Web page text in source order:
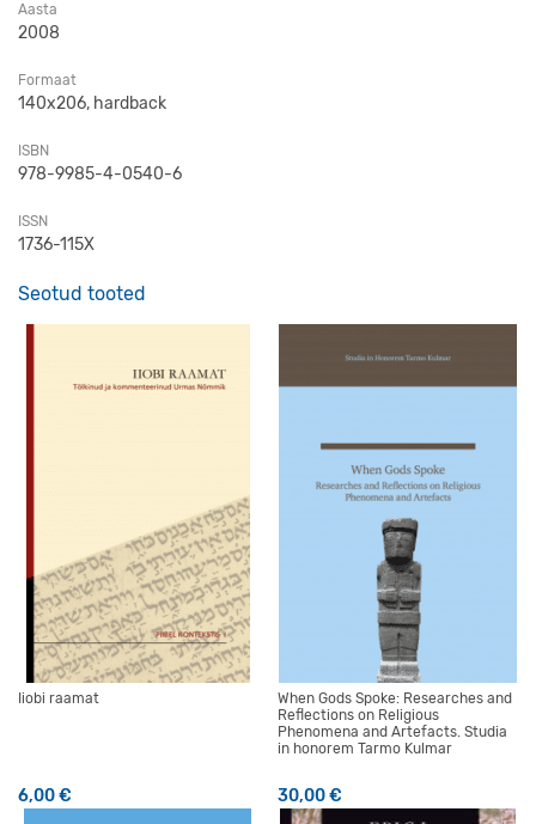
Aasta
2008
Formaat
140x206, hardback
ISBN
978-9985-4-0540-6
ISSN
1736-115X
Seotud tooted
Iiobi raamat
6,00€
When Gods Spoke: Researches and
Reflections on Religious
Phenomena and Artefacts. Studia
in honorem Tarmo Kulmar
30,00€